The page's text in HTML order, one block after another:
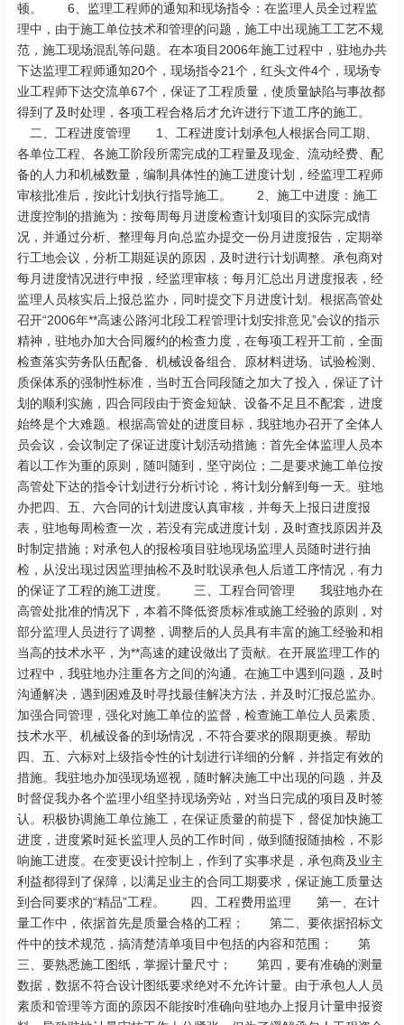
顿。 6、监理工程师的通知和现场指令：在监理人员全过程监
理中，由于施工单位技术和管理的问题，施工中出现施工工艺不规
范，施工现场混乱等问题。在本项目2006年施工过程中，驻地办共
下达监理工程师通知20个，现场指令21个，红头文件4个，现场专
业工程师下达交流单67个，保证了工程质量，使质量缺陷与事故都
得到了及时处理，各项工程合格后才允许进行下道工序的施工。
二、工程进度管理 1、工程进度计划承包人根据合同工期、
各单位工程、各施工阶段所需完成的工程量及现金、流动经费、配
备的人力和机械数量，编制具体性的施工进度计划，经监理工程师
审核批准后，按此计划执行指导施工。 2、施工中进度：施工
进度控制的措施为：按每周每月进度检查计划项目的实际完成情
况，并通过分析、整理每月向总监办提交一份月进度报告，定期举
行工地会议，分析工期延误的原因，及时进行计划调整。承包商对
每月进度情况进行申报，经监理审核；每月汇总出月进度报表，经
监理人员核实后上报总监办，同时提交下月进度计划。根据高管处
召开“2006年**高速公路河北段工程管理计划安排意见”会议的指示
精神，驻地办加大合同履约的检查力度，在每项工程开工前，全面
检查落实劳务队伍配备、机械设备组合、原材料进场、试验检测、
质保体系的强制性标准，当时五合同段随之加大了投入，保证了计
划的顺利实施，四合同段由于资金短缺、设备不足且不配套，进度
始终是个大难题。根据高管处的进度目标，我驻地办召开了全体人
员会议，会议制定了保证进度计划活动措施：首先全体监理人员本
着以工作为重的原则，随叫随到，坚守岗位；二是要求施工单位按
高管处下达的指令计划进行分析讨论，将计划分解到每一天。驻地
办把四、五、六合同的计划进度认真审核，并每天上报日进度报
表，驻地每周检查一次，若没有完成进度计划，及时查找原因并及
时制定措施；对承包人的报检项目驻地现场监理人员随时进行抽
检，从没出现过因监理抽检不及时耽误承包人后道工序情况，有力
的保证了工程的施工进度。 三、工程合同管理 我驻地办在
高管处批准的情况下，本着不降低资质标准或施工经验的原则，对
部分监理人员进行了调整，调整后的人员具有丰富的施工经验和相
当高的技术水平，为**高速的建设做出了贡献。在开展监理工作的
过程中，我驻地办注重各方之间的沟通。在施工中遇到问题，及时
沟通解决，遇到困难及时寻找最佳解决方法，并及时汇报总监办。
加强合同管理，强化对施工单位的监督，检查施工单位人员素质、
技术水平、机械设备的到场情况，不符合要求的限期更换。帮助
四、五、六标对上级指令性的计划进行详细的分解，并指定有效的
措施。我驻地办加强现场巡视，随时解决施工中出现的问题，并及
时督促我办各个监理小组坚持现场旁站，对当日完成的项目及时签
认。积极协调施工单位施工，在保证质量的前提下，督促加快施工
进度，进度紧时延长监理人员的工作时间，做到随报随抽检，不影
响施工进度。在变更设计控制上，作到了实事求是，承包商及业主
利益都得到了保障，以满足业主的合同工期要求，保证施工质量达
到合同要求的“精品”工程。 四、工程费用监理 第一、在计
量工作中，依据首先是质量合格的工程； 第二、要依据招标文
件中的技术规范，搞清楚清单项目中包括的内容和范围； 第
三、要熟悉施工图纸，掌握计量尺寸； 第四，要有准确的测量
数据，数据不符合设计图纸要求绝对不允许计量。由于承包人人员
素质和管理等方面的原因不能按时准确向驻地办上报月计量申报资